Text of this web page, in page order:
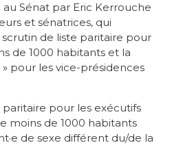
Sénat par Eric Kerrouche
et sénatrices, qui
de liste paritaire pour
de 1000 habitants et la
pour les vice-présidences
pour les exécutifs
moins de 1000 habitants
de sexe différent du/de la